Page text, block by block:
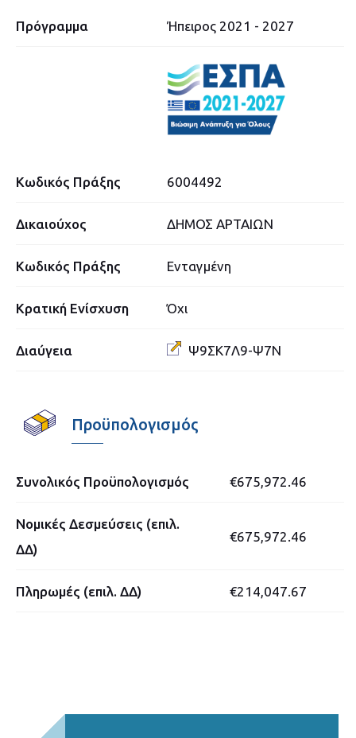
Πρόγραμμα Ήπειρος 2021 - 2027
Κωδικός Πράξης 6004492
Δικαιούχος ΔΗΜΟΣ ΑΡΤΑΙΩΝ
Κωδικός Πράξης Ενταγμένη
Κρατική Ενίσχυση Όχι
Διαύγεια Ψ9ΣΚ7Λ9-Ψ7Ν
Προϋπολογισμός
Συνολικός Προϋπολογισμός €675,972.46
Νομικές Δεσμεύσεις (επιλ.
ΔΔ)
€675,972.46
Πληρωμές (επιλ. ΔΔ) €214,047.67